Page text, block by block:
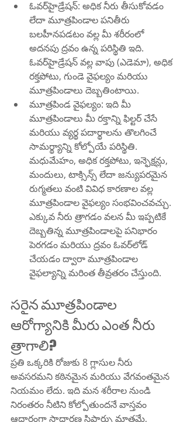
ఓవర్‌హైడ్రేషన్: అధిక నీరు తీసుకోవడం
లేదా మూత్రపిండాల పనితీరు
బలహీనపడటం వల్ల మీ శరీరంలో
అదనపు ద్రవం ఉన్న పరిస్థితి ఇది.
ఓవర్‌హైడ్రేషన్ వల్ల వాపు (ఎడెమా), అధిక
రక్తపోటు, గుండె వైఫల్యం మరియు
మూత్రపిండాలు దెబ్బతింటాయి.
మూత్రపిండ వైఫల్యం: ఇది మీ
మూత్రపిండాలు మీ రక్తాన్ని ఫిల్టర్ చేసే
మరియు వ్యర్థ పదార్థాలను తొలగించే
సామర్థ్యాన్ని కోల్పోయే పరిస్థితి.
మధుమేహం, అధిక రక్తపోటు, ఇన్ఫెక్షన్లు,
మందులు, టాక్సిన్స్ లేదా జన్యుపరమైన
రుగ్మతలు వంటి వివిధ కారణాల వల్ల
మూత్రపిండాల వైఫల్యం సంభవించవచ్చు.
ఎక్కువ నీరు త్రాగడం వలన మీ ఇప్పటికే
దెబ్బతిన్న మూత్రపిండాలపై పనిభారం
పెరగడం మరియు ద్రవం ఓవర్‌లోడ్
చేయడం ద్వారా మూత్రపిండాల
వైఫల్యాన్ని మరింత తీవ్రతరం చేస్తుంది.
సరైన మూత్రపిండాల
ఆరోగ్యానికి మీరు ఎంత నీరు
త్రాగాలి?
ప్రతి ఒక్కరికి రోజుకు 8 గ్లాసుల నీరు
అవసరమని కఠినమైన మరియు వేగవంతమైన
నియమం లేదు. ఇది మన శరీరాల నుండి
నిరంతరం నీటిని కోల్పోతుందనే వాస్తవం
ఆధారంగా సాధారణ సిఫార్సు మాత్రమే,